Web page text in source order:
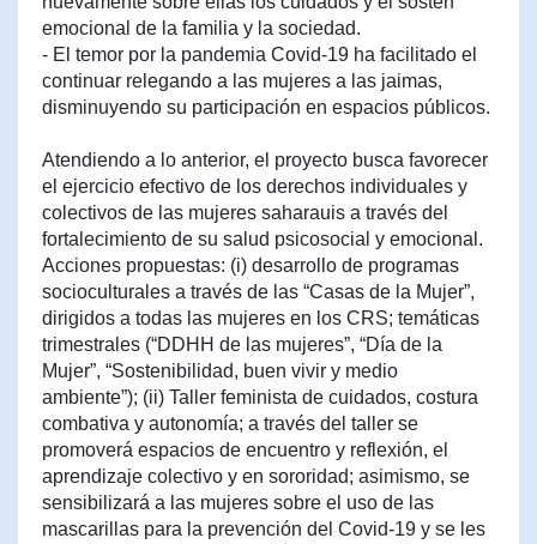
emocional de la familia y la sociedad.
- El temor por la pandemia Covid-19 ha facilitado el
continuar relegando a las mujeres a las jaimas,
disminuyendo su participación en espacios públicos.
Atendiendo a lo anterior, el proyecto busca favorecer
el ejercicio efectivo de los derechos individuales y
colectivos de las mujeres saharauis a través del
fortalecimiento de su salud psicosocial y emocional.
Acciones propuestas: (i) desarrollo de programas
socioculturales a través de las “Casas de la Mujer”,
dirigidos a todas las mujeres en los CRS; temáticas
trimestrales (“DDHH de las mujeres”, “Día de la
Mujer”, “Sostenibilidad, buen vivir y medio
ambiente”); (ii) Taller feminista de cuidados, costura
combativa y autonomía; a través del taller se
promoverá espacios de encuentro y reflexión, el
aprendizaje colectivo y en sororidad; asimismo, se
sensibilizará a las mujeres sobre el uso de las
mascarillas para la prevención del Covid-19 y se les